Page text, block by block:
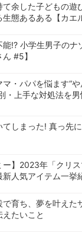
て余した子どもの
態あるある【カエ
!? 小学生男子のナ
ん #5】
マ・パパを悩ます“
・上手な対処法を
しまった! 真っ先
ー】2023年「クリ
人気アイテム一挙
で育ち、夢を叶えた
えたいこと